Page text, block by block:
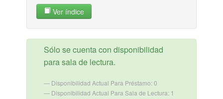
Ver índice
Sólo se cuenta con disponibilidad
para sala de lectura.
Disponibilidad Actual Para Préstamo: 0
Disponibilidad Actual Para Sala de Lectura: 1